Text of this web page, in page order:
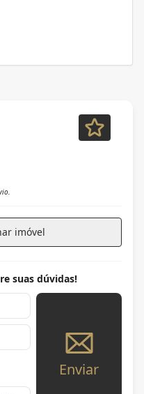
imóvel
suas dúvidas!
Enviar